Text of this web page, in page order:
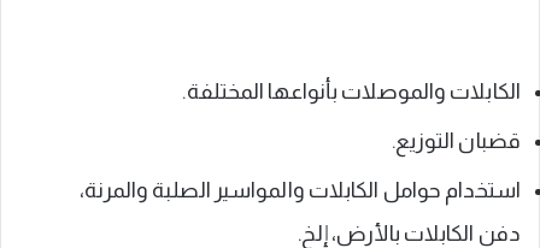
الكابلات والموصلات بأنواعها المختلفة.
قضبان التوزيع.
استخدام حوامل الكابلات والمواسير الصلبة والمرنة،
دفن الكابلات بالأرض، إلخ.